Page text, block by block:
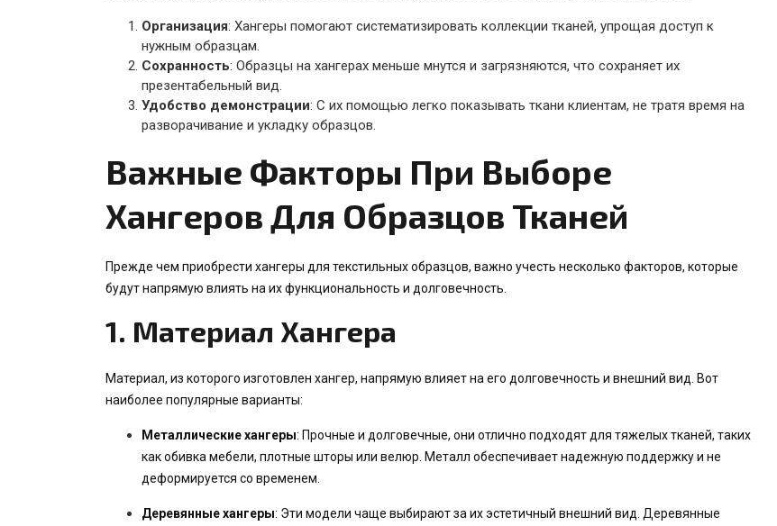
Организация: Хангеры помогают систематизировать коллекции тканей, упрощая доступ к
нужным образцам.
Сохранность: Образцы на хангерах меньше мнутся и загрязняются, что сохраняет их
презентабельный вид.
Удобство демонстрации: С их помощью легко показывать ткани клиентам, не тратя время на
разворачивание и укладку образцов.
Важные Факторы При Выборе
Хангеров Для Образцов Тканей
Прежде чем приобрести хангеры для текстильных образцов, важно учесть несколько факторов, которые
будут напрямую влиять на их функциональность и долговечность.
1. Материал Хангера
Материал, из которого изготовлен хангер, напрямую влияет на его долговечность и внешний вид. Вот
наиболее популярные варианты:
Металлические хангеры: Прочные и долговечные, они отлично подходят для тяжелых тканей, таких
как обивка мебели, плотные шторы или велюр. Металл обеспечивает надежную поддержку и не
деформируется со временем.
Деревянные хангеры: Эти модели чаще выбирают за их эстетичный внешний вид. Деревянные